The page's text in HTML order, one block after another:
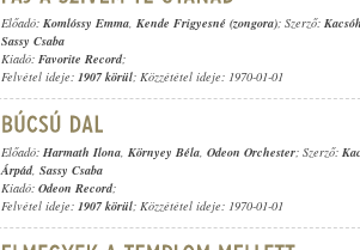
Előadó: Komlóssy Emma, Kende Frigyesné (zongora); Szerző:
Sassy Csaba
Kiadó: Favorite Record;
Felvétel ideje: 1907 körül; Közzététel ideje: 1970-01-01
Előadó: Harmath Ilona, Környey Béla, Odeon Orchester; Szerző:
Árpád, Sassy Csaba
Kiadó: Odeon Record;
Felvétel ideje: 1907 körül; Közzététel ideje: 1970-01-01